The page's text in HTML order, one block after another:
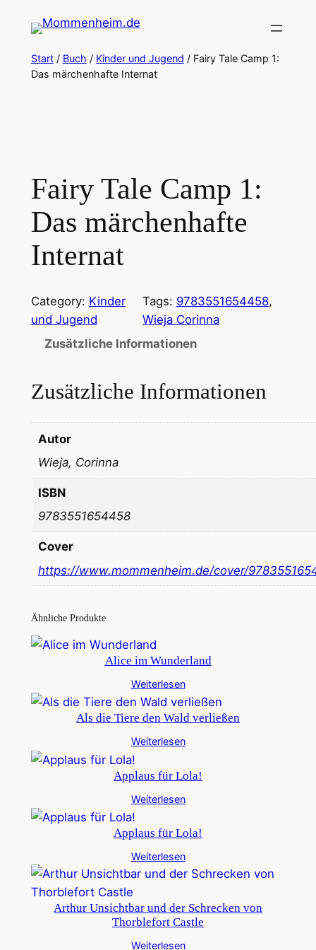
Inhalt
springen
Start/ Buch / Kinder und Jugend / Fairy Tale Camp 1:
Das märchenhafte Internat
Fairy Tale Camp 1:
Das märchenhafte
Internat
Category: Kinder
und Jugend
Tags: 9783551654458
Wieja Corinna
Zusätzliche Informationen
Zusätzliche Informationen
Autor
Wieja, Corinna
ISBN
9783551654458
Cover
https://www.mommenheim.de/cover/
Ähnliche Produkte
Alice im Wunderland
Weiterlesen
Als die Tiere den Wald verließen
Weiterlesen
Applaus für Lola!
Weiterlesen
Applaus für Lola!
Weiterlesen
Arthur Unsichtbar und der Schrecken von
Thorblefort Castle
Weiterlesen